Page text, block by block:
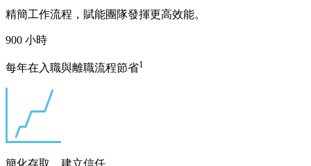
精簡工作流程，賦能團隊發揮更高效能。
900 小時
每年在入職與離職流程節省1
簡化存取，建立信任